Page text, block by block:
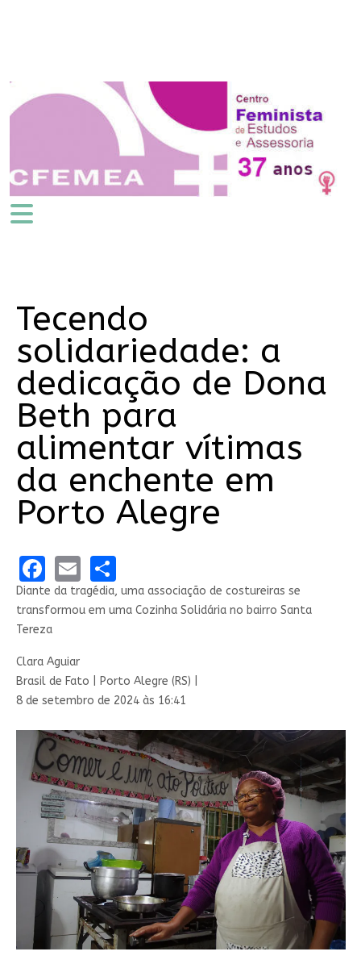
Tecendo
solidariedade: a
dedicação de Dona
Beth para
alimentar vítimas
da enchente em
Porto Alegre
Facebook
EmailShare
Diante da tragédia, uma associação de costureiras se
transformou em uma Cozinha Solidária no bairro Santa
Tereza
Clara Aguiar
Brasil de Fato | Porto Alegre (RS) |
8 de setembro de 2024 às 16:41